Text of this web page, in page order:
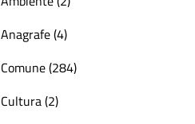
Anagrafe (4)
Comune (284)
Cultura (2)